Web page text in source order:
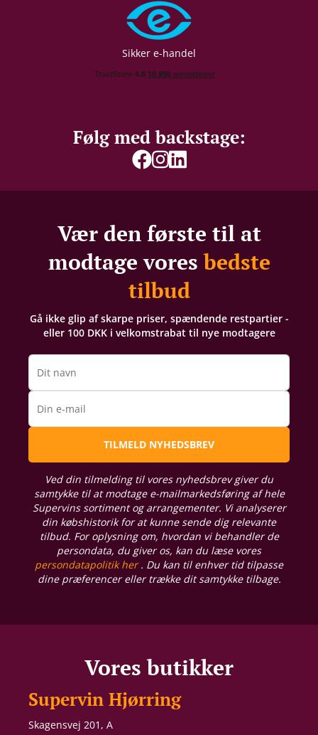
Sikker e-handel
Følg med backstage:
Vær den første til at
modtage voresbedste
tilbud
Gå ikke glip af skarpe priser, spændende restpartier -
eller 100 DKK i velkomstrabat til nye modtagere
Dit navn
Din e-mail
TILMELD NYHEDSBREV
Ved din tilmelding til vores nyhedsbrev giver du
samtykke til at modtage e-mailmarkedsføring af hele
Supervins sortiment og arrangementer. Vi analyserer
din købshistorik for at kunne sende dig relevante
tilbud. For oplysning om, hvordan vi behandler de
persondata, du giver os, kan du læse vores
persondatapolitik her. Du kan til enhver tid tilpasse
dine præferencer eller trække dit samtykke tilbage.
Vores butikker
Supervin Hjørring
Skagensvej 201, A